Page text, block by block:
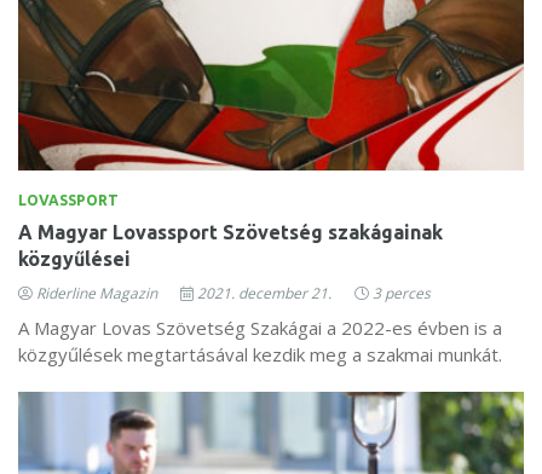
LOVASSPORT
A Magyar Lovassport Szövetség szakágainak
közgyűlései
Riderline Magazin 2021. december 21. 3 perces
A Magyar Lovas Szövetség Szakágai a 2022-es évben is a
közgyűlések megtartásával kezdik meg a szakmai munkát.